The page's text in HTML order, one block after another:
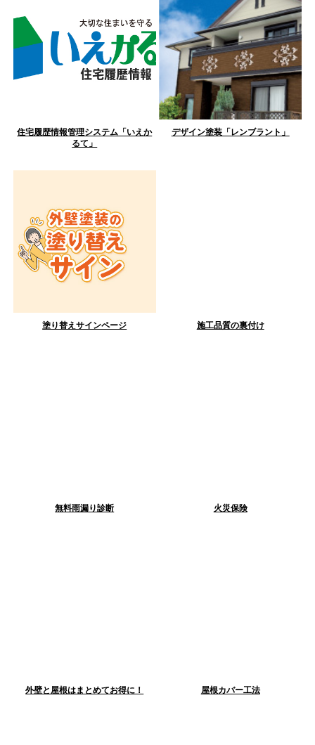
住宅履歴情報管理システム「いえか
るて」
デザイン塗装「レンブラント」
塗り替えサインページ 施工品質の裏付け
無料雨漏り診断 火災保険
外壁と屋根はまとめてお得に！ 屋根カバー工法